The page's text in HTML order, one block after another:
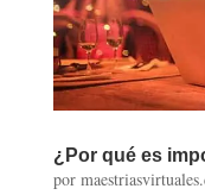
¿Por qué es
por